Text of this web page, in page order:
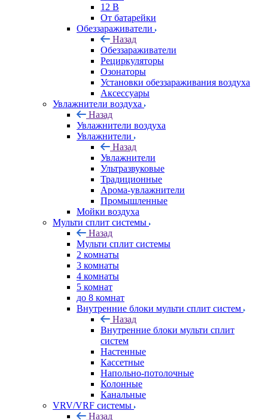
12 В
От батарейки
Обеззараживатели
Назад
Обеззараживатели
Рециркуляторы
Озонаторы
Установки обеззараживания воздуха
Аксессуары
Увлажнители воздуха
Назад
Увлажнители воздуха
Увлажнители
Назад
Увлажнители
Ультразвуковые
Традиционные
Арома-увлажнители
Промышленные
Мойки воздуха
Мульти сплит системы
Назад
Мульти сплит системы
2 комнаты
3 комнаты
4 комнаты
5 комнат
до 8 комнат
Внутренние блоки мульти сплит систем
Назад
Внутренние блоки мульти сплит
систем
Настенные
Кассетные
Напольно-потолочные
Колонные
Канальные
VRV/VRF системы
Назад